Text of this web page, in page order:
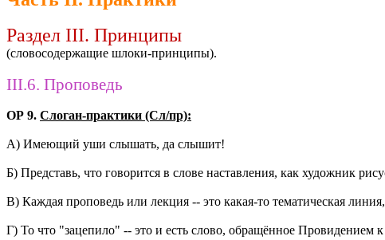
Раздел III. Принципы
(словосодержащие шлоки-принципы).
III.6. Проповедь
ОР 9. Слоган-практики (Сл/пр):
А) Имеющий уши слышать, да слышит!
Б) Представь, что говорится в слове наставления, как художник
В) Каждая проповедь или лекция -- это какая-то тематическая
Г) То что "зацепило" -- это и есть слово, обращённое Провидением к